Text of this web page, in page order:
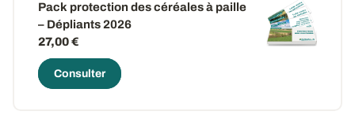
Pack protection des céréales à paille
– Dépliants 2026
27,00 €
Consulter